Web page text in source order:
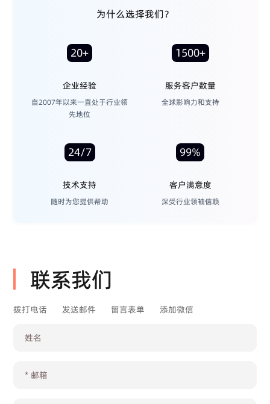
为什么选择我们？
20+
企业经验
自2007年以来一直处于行业领
先地位
1500+
服务客户数量
全球影响力和支持
24/7
技术支持
随时为您提供帮助
99%
客户满意度
深受行业领袖信赖
联系我们
拨打电话 发送邮件 留言表单 添加微信